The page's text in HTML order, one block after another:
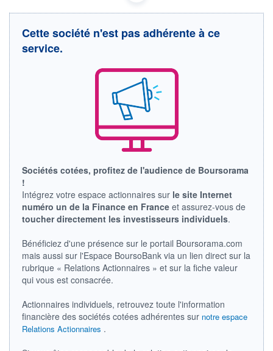
DONNÉES TEMPS DIFFÉRÉ
Cotation sur les autres places
0,1800
+ BAS
0,0000
CAPITAL ÉCHANGÉ
0,00%
0,0000 0,0000
RENDEMENT
ESTIMÉ 2026
-
PER ESTIMÉ
2026
-
03.08.26 / 22:00:00
ÉLIGIBILITÉ
Non éligible
Boursobank
+ PORTEFEUILLE + LISTE
Cette société n'est pas adhérente à ce
service.
Sociétés cotées, profitez de l'audience de Boursorama
!
Intégrez votre espace actionnaires sur le site Internet
numéro un de la Finance en France et assurez-vous de
toucher directement les investisseurs individuels.
Bénéficiez d'une présence sur le portail Boursorama.com
mais aussi sur l'Espace BoursoBank via un lien direct sur la
rubrique « Relations Actionnaires » et sur la fiche valeur
qui vous est consacrée.
Actionnaires individuels, retrouvez toute l'information
financière des sociétés cotées adhérentes sur notre espace
Relations Actionnaires .